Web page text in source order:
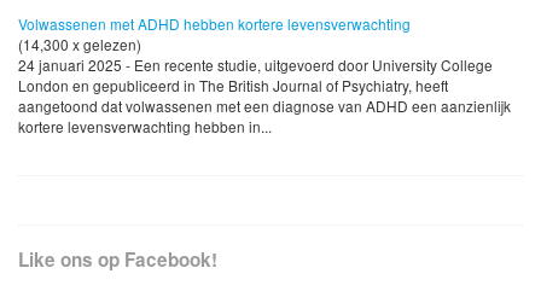
Volwassenen met ADHD hebben kortere levensverwachting
(14,300 x gelezen)
24 januari 2025 - Een recente studie, uitgevoerd door University College
London en gepubliceerd in The British Journal of Psychiatry, heeft
aangetoond dat volwassenen met een diagnose van ADHD een aanzienlijk
kortere levensverwachting hebben in...
Like ons op Facebook!